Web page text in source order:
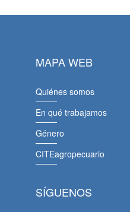
MAPA WEB
Quiénes somos
En qué trabajamos
Género
CITEagropecuario
SÍGUENOS